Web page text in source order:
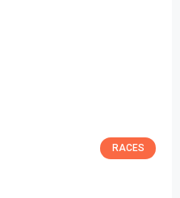
RACES